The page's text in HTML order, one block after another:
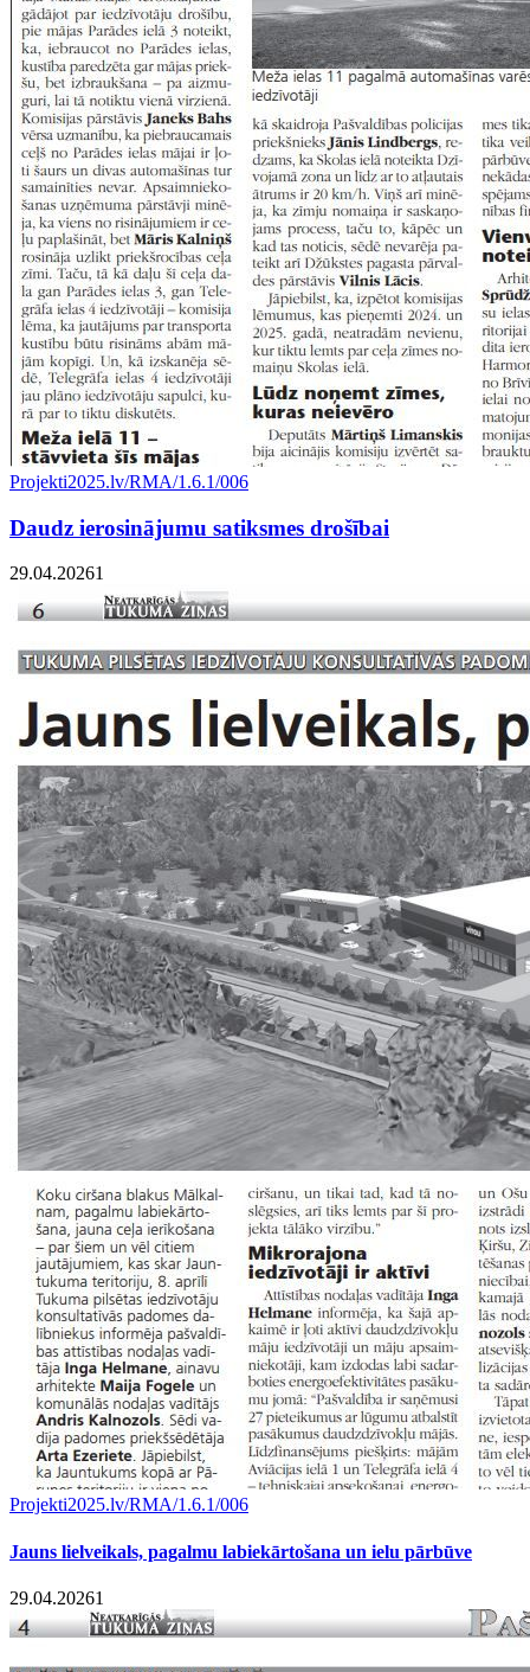
Projekti2025.lv/RMA/1.6.1/006
Daudz ierosinājumu satiksmes drošībai
29.04.20261
Projekti2025.lv/RMA/1.6.1/006
Jauns lielveikals, pagalmu labiekārtošana un ielu pārbūve
29.04.20261